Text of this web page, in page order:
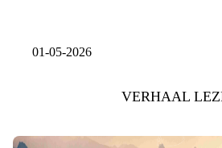
01-05-2026
VERHAAL